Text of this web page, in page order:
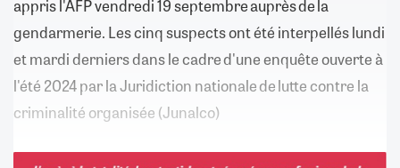
appris l'AFP vendredi 19 septembre auprès de la
gendarmerie. Les cinq suspects ont été interpellés lundi
et mardi derniers dans le cadre d'une enquête ouverte à
l'été 2024 par la Juridiction nationale de lutte contre la
criminalité organisée (Junalco)